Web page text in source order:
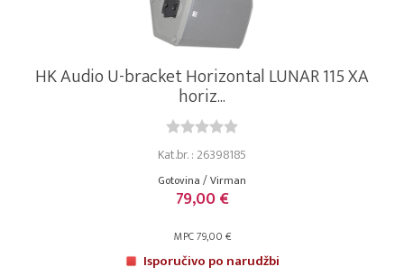
HK Audio U-bracket Horizontal LUNAR 115 XA
horiz...
Kat.br. : 26398185
Gotovina / Virman
79,00 €
MPC 79,00 €
Isporučivo po narudžbi